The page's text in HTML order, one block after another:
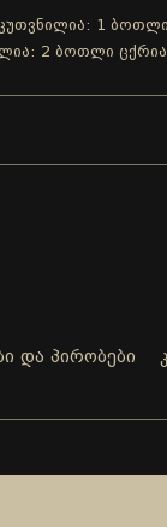
1
2 ბოთლი
და პირობები